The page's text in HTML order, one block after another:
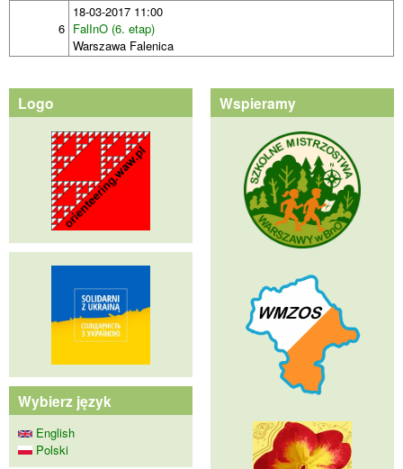
6
18-03-2017 11:00
FalInO (6. etap)
Warszawa Falenica
Logo
Wybierz język
English
Polski
Wspieramy